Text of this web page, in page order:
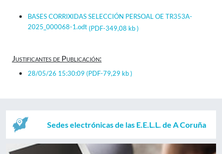
BASES CORRIXIDAS SELECCIÓN PERSOAL OE TR353A-
2025_000068-1.odt(PDF-349,08 kb )
Justificantes de Publicación:
28/05/26 15:30:09 (PDF-79,29 kb )
Sedes electrónicas de las E.E.L.L. de A Coruña